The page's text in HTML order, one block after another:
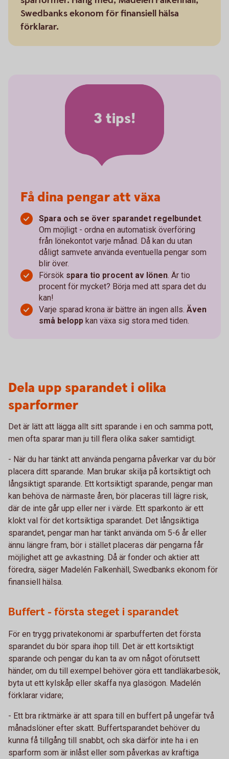
Swedbanks ekonom för finansiell hälsa
förklarar.
3 tips!
Få dina pengar att växa
Spara och se över sparandet regelbundet.
Om möjligt - ordna en automatisk överföring
från lönekontot varje månad. Då kan du utan
dåligt samvete använda eventuella pengar som
blir över.
Försök spara tio procent av lönen. Är tio
procent för mycket? Börja med att spara det du
kan!
Varje sparad krona är bättre än ingen alls. Även
små belopp kan växa sig stora med tiden.
Dela upp sparandet i olika
sparformer
Det är lätt att lägga allt sitt sparande i en och samma pott,
men ofta sparar man ju till flera olika saker samtidigt.
- När du har tänkt att använda pengarna påverkar var du bör
placera ditt sparande. Man brukar skilja på kortsiktigt och
långsiktigt sparande. Ett kortsiktigt sparande, pengar man
kan behöva de närmaste åren, bör placeras till lägre risk,
där de inte går upp eller ner i värde. Ett sparkonto är ett
klokt val för det kortsiktiga sparandet. Det långsiktiga
sparandet, pengar man har tänkt använda om 5-6 år eller
ännu längre fram, bör i stället placeras där pengarna får
möjlighet att ge avkastning. Då är fonder och aktier att
föredra, säger Madelén Falkenhäll, Swedbanks ekonom för
finansiell hälsa.
Buffert - första steget i sparandet
För en trygg privatekonomi är sparbufferten det första
sparandet du bör spara ihop till. Det är ett kortsiktigt
sparande och pengar du kan ta av om något oförutsett
händer, om du till exempel behöver göra ett tandläkarbesök,
byta ut ett kylskåp eller skaffa nya glasögon. Madelén
förklarar vidare;
- Ett bra riktmärke är att spara till en buffert på ungefär två
månadslöner efter skatt. Buffertsparandet behöver du
kunna få tillgång till snabbt, och ska därför inte ha i en
sparform som är inlåst eller som påverkas av kraftiga